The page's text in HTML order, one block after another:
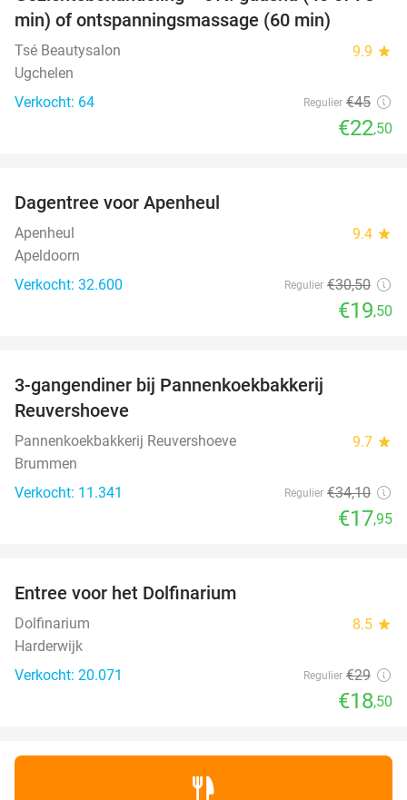
min) of ontspanningsmassage (60 min)
Tsé Beautysalon 9.9 star
Ugchelen
Verkocht: 64
Regulier €45
€22,50
Dagentree voor Apenheul
Apenheul 9.4 star
Apeldoorn
Verkocht: 32.600
Regulier €30,50
€19,50
3-gangendiner bij Pannenkoekbakkerij
Reuvershoeve
Pannenkoekbakkerij Reuvershoeve 9.7 star
Brummen
Verkocht: 11.341
Regulier €34,10
€17,95
Entree voor het Dolfinarium
Dolfinarium 8.5 star
Harderwijk
Verkocht: 20.071
Regulier €29
€18,50